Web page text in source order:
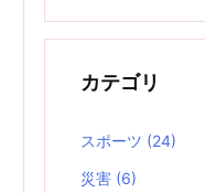
カテゴリ
スポーツ (24)
災害 (6)